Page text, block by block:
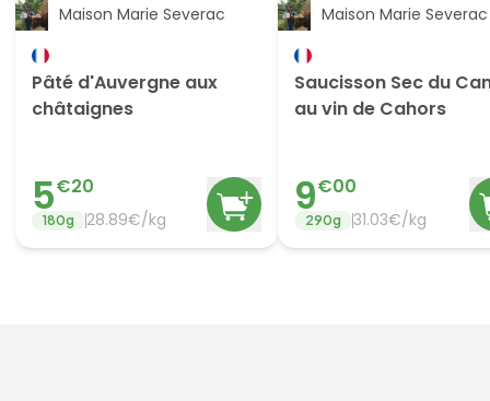
Maison Marie Severac
Pâté d'Auvergne aux
châtaignes
5€20
180g 28.89€/kg
Maison Marie Severac
Saucisson Sec du
au vin de Cahors
9€00
290g 31.03€/kg